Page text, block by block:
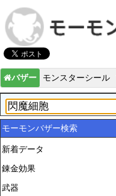
バザー モンスターシール
モーモンバザー検索
新着データ
錬金効果
武器